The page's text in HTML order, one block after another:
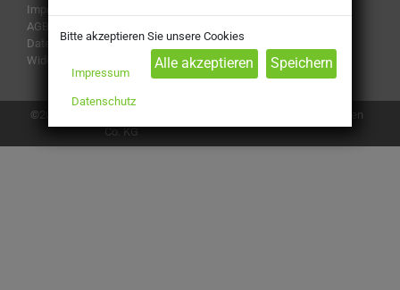
Zahlungsarten
Impressum
AGB
Datenschutz
Widerruf
©2026, Getränke Kelemidis GmbH &
Co. KG
Cookies anpassen
Bitte akzeptieren Sie unsere Cookies
Impressum
Datenschutz